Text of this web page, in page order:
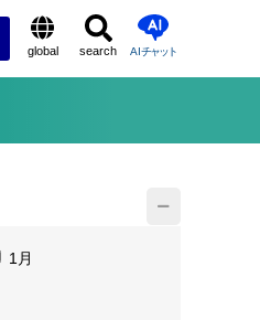
global search AIチャット
1月